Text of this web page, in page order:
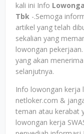
kali ini Info
Tbk -.Semoga
artikel yang telah
sekalian yang
lowongan
yang akan
selanjutnya.
Info lowongan kerja
netloker.com &
teman atau kerabat
lowongan kerja